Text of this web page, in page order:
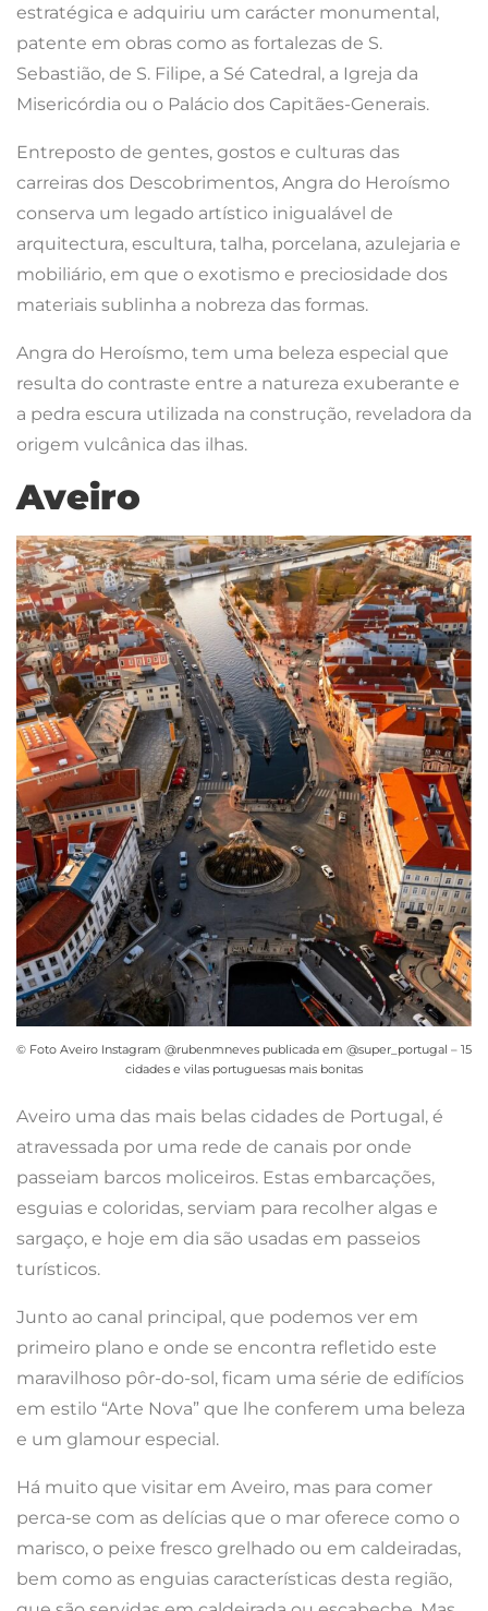
estratégica e adquiriu um carácter monumental,
patente em obras como as fortalezas de S.
Sebastião, de S. Filipe, a Sé Catedral, a Igreja da
Misericórdia ou o Palácio dos Capitães-Generais.
Entreposto de gentes, gostos e culturas das
carreiras dos Descobrimentos, Angra do Heroísmo
conserva um legado artístico inigualável de
arquitectura, escultura, talha, porcelana, azulejaria e
mobiliário, em que o exotismo e preciosidade dos
materiais sublinha a nobreza das formas.
Angra do Heroísmo, tem uma beleza especial que
resulta do contraste entre a natureza exuberante e
a pedra escura utilizada na construção, reveladora da
origem vulcânica das ilhas.
Aveiro
© Foto Aveiro Instagram @rubenmneves publicada em @super_portugal – 15
cidades e vilas portuguesas mais bonitas
Aveiro uma das mais belas cidades de Portugal, é
atravessada por uma rede de canais por onde
passeiam barcos moliceiros. Estas embarcações,
esguias e coloridas, serviam para recolher algas e
sargaço, e hoje em dia são usadas em passeios
turísticos.
Junto ao canal principal, que podemos ver em
primeiro plano e onde se encontra refletido este
maravilhoso pôr-do-sol, ficam uma série de edifícios
em estilo “Arte Nova” que lhe conferem uma beleza
e um glamour especial.
Há muito que visitar em Aveiro, mas para comer
perca-se com as delícias que o mar oferece como o
marisco, o peixe fresco grelhado ou em caldeiradas,
bem como as enguias características desta região,